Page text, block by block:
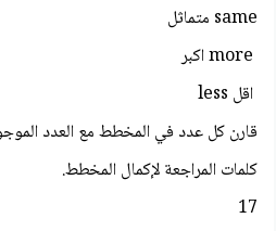
same متماثل
اقل less
قارن كل عدد في المخطط مع العدد
كلمات المراجعة لإكمال المخطط.
17